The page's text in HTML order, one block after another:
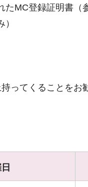
たMC登録証明書
ってくることをお